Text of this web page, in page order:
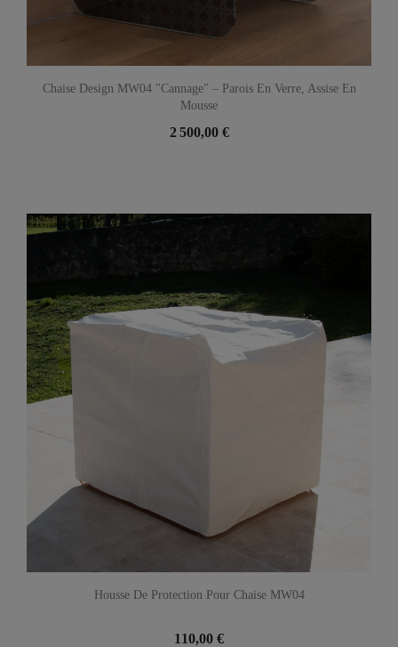
Chaise Design MW04 "Cannage" – Parois En Verre, Assise En
Mousse
2 500,00 €
Housse De Protection Pour Chaise MW04
110,00 €